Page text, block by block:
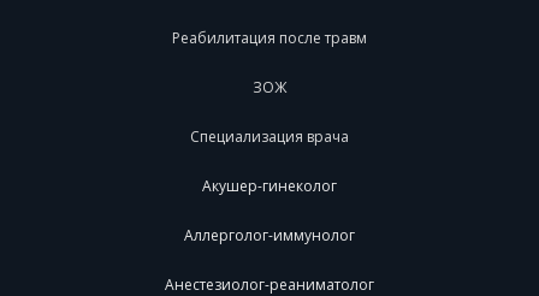
Реабилитация после травм
ЗОЖ
Специализация врача
Акушер-гинеколог
Аллерголог-иммунолог
Анестезиолог-реаниматолог